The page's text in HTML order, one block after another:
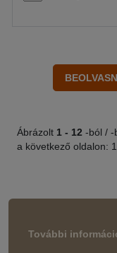
Ábrázolt 1 - 12 -ból / -
a következő oldalon:
További